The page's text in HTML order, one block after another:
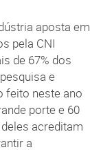
aposta em
pela CNI
de 67% dos
e
feito neste ano
porte e 60
acreditam
a